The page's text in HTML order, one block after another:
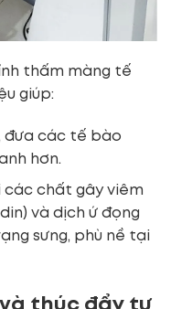
thấm màng tế
giúp:
đưa các tế bào
hơn.
các chất gây viêm
và dịch ứ đọng
sưng, phù nề tại
và thúc đẩy tự